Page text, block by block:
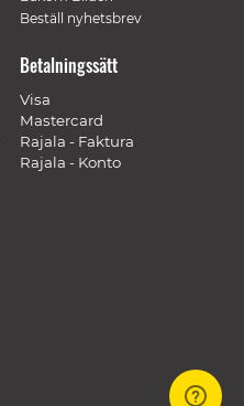
Beställ nyhetsbrev
Betalningssätt
Visa
Mastercard
Rajala - Faktura
Rajala - Konto